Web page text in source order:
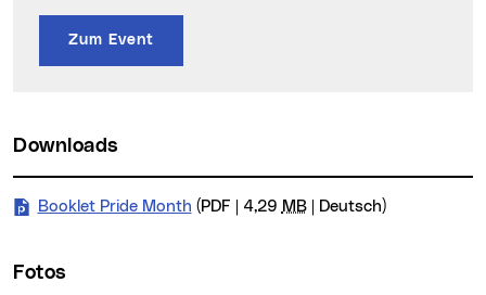
Zum Event
Downloads
Booklet Pride Month (PDF | 4,29 MB| Deutsch)
Fotos